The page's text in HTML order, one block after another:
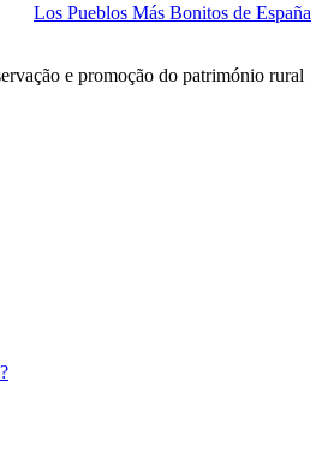
Los Pueblos Más Bonitos de España
e promoção do património rural